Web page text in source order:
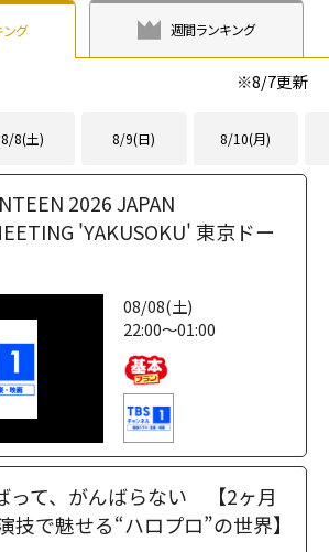
ング 週間ランキング
※8/7更新
8/8(土) 8/9(日) 8/10(月)
2026 JAPAN
'YAKUSOKU' 東京ドー
08/08(土)
22:00～01:00
って、がんばらない 【2ヶ月
技で魅せる“ハロプロ”の世界】